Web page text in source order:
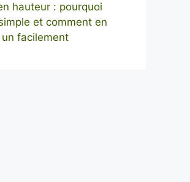
hauteur : pourquoi
et comment en
facilement